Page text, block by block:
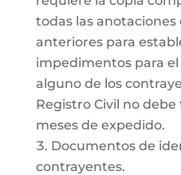
todas las anotaciones
anteriores para
impedimentos para
alguno de los
Registro Civil no
meses de expedido.
Documentos de
contrayentes.